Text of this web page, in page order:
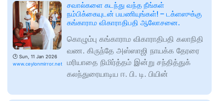
🕑 Sun, 11 Jan 2026
www.ceylonmirror.net
சவால்களை கடந்து வந்த நீங்கள்
நம்பிக்கையுடன் பயணியுங்கள்! – டக்ளஸுக்கு
கங்காராம விகாராதிபதி ஆலோசனை.
கொழும்பு கங்காராம விகாராதிபதி கலாநிதி
வண. கிருந்தே அஸ்ஸாஜி நாயக்க தேரரை
மரியாதை நிமிர்த்தம் இன்று சந்தித்துக்
கலந்துரையாடிய ஈ. பி. டி. பியின்